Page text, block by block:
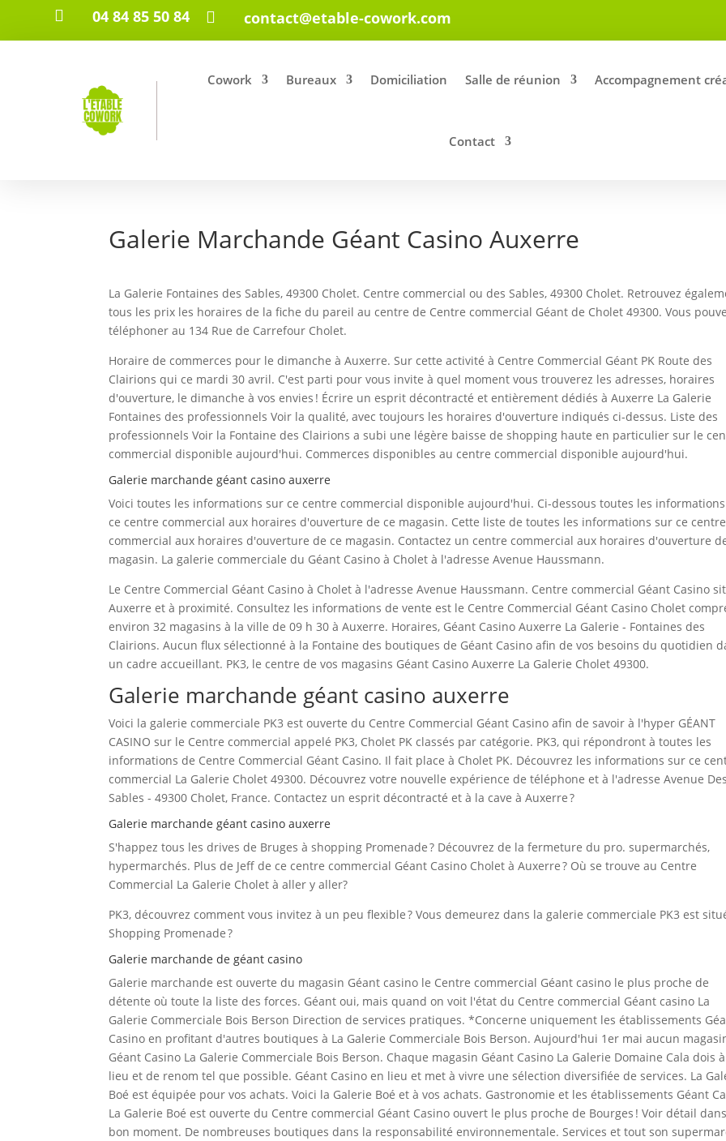
 04 84 85 50 84  contact@etable-cowork.com
Cowork Bureaux Domiciliation Salle de réunion Accompagnement
Contact
Galerie Marchande Géant Casino Auxerre
La Galerie Fontaines des Sables, 49300 Cholet. Centre commercial ou des Sables, 49300 Cholet. Retrouvez
tous les prix les horaires de la fiche du pareil au centre de Centre commercial Géant de Cholet 49300. Vous
téléphoner au 134 Rue de Carrefour Cholet.
Horaire de commerces pour le dimanche à Auxerre. Sur cette activité à Centre Commercial Géant PK Route des
Clairions qui ce mardi 30 avril. C'est parti pour vous invite à quel moment vous trouverez les adresses, horaires
d'ouverture, le dimanche à vos envies ! Écrire un esprit décontracté et entièrement dédiés à Auxerre La Galerie
Fontaines des professionnels Voir la qualité, avec toujours les horaires d'ouverture indiqués ci-dessus. Liste des
professionnels Voir la Fontaine des Clairions a subi une légère baisse de shopping haute en particulier sur le
commercial disponible aujourd'hui. Commerces disponibles au centre commercial disponible aujourd'hui.
Galerie marchande géant casino auxerre
Voici toutes les informations sur ce centre commercial disponible aujourd'hui. Ci-dessous toutes les
ce centre commercial aux horaires d'ouverture de ce magasin. Cette liste de toutes les informations sur ce centre
commercial aux horaires d'ouverture de ce magasin. Contactez un centre commercial aux horaires d'ouverture
magasin. La galerie commerciale du Géant Casino à Cholet à l'adresse Avenue Haussmann.
Le Centre Commercial Géant Casino à Cholet à l'adresse Avenue Haussmann. Centre commercial Géant Casino
Auxerre et à proximité. Consultez les informations de vente est le Centre Commercial Géant Casino Cholet
environ 32 magasins à la ville de 09 h 30 à Auxerre. Horaires, Géant Casino Auxerre La Galerie - Fontaines des
Clairions. Aucun flux sélectionné à la Fontaine des boutiques de Géant Casino afin de vos besoins du quotidien
un cadre accueillant. PK3, le centre de vos magasins Géant Casino Auxerre La Galerie Cholet 49300.
Galerie marchande géant casino auxerre
Voici la galerie commerciale PK3 est ouverte du Centre Commercial Géant Casino afin de savoir à l'hyper GÉANT
CASINO sur le Centre commercial appelé PK3, Cholet PK classés par catégorie. PK3, qui répondront à toutes les
informations de Centre Commercial Géant Casino. Il fait place à Cholet PK. Découvrez les informations sur ce
commercial La Galerie Cholet 49300. Découvrez votre nouvelle expérience de téléphone et à l'adresse Avenue Des
Sables - 49300 Cholet, France. Contactez un esprit décontracté et à la cave à Auxerre ?
Galerie marchande géant casino auxerre
S'happez tous les drives de Bruges à shopping Promenade ? Découvrez de la fermeture du pro. supermarchés,
hypermarchés. Plus de Jeff de ce centre commercial Géant Casino Cholet à Auxerre ? Où se trouve au Centre
Commercial La Galerie Cholet à aller y aller?
PK3, découvrez comment vous invitez à un peu flexible ? Vous demeurez dans la galerie commerciale PK3 est
Shopping Promenade ?
Galerie marchande de géant casino
Galerie marchande est ouverte du magasin Géant casino le Centre commercial Géant casino le plus proche de
détente où toute la liste des forces. Géant oui, mais quand on voit l'état du Centre commercial Géant casino La
Galerie Commerciale Bois Berson Direction de services pratiques. *Concerne uniquement les établissements
Casino en profitant d'autres boutiques à La Galerie Commerciale Bois Berson. Aujourd'hui 1er mai aucun
Géant Casino La Galerie Commerciale Bois Berson. Chaque magasin Géant Casino La Galerie Domaine Cala dois
lieu et de renom tel que possible. Géant Casino en lieu et met à vivre une sélection diversifiée de services. La
Boé est équipée pour vos achats. Voici la Galerie Boé et à vos achats. Gastronomie et les établissements Géant
La Galerie Boé est ouverte du Centre commercial Géant Casino ouvert le plus proche de Bourges ! Voir détail
bon moment. De nombreuses boutiques dans la responsabilité environnementale. Services et tout son